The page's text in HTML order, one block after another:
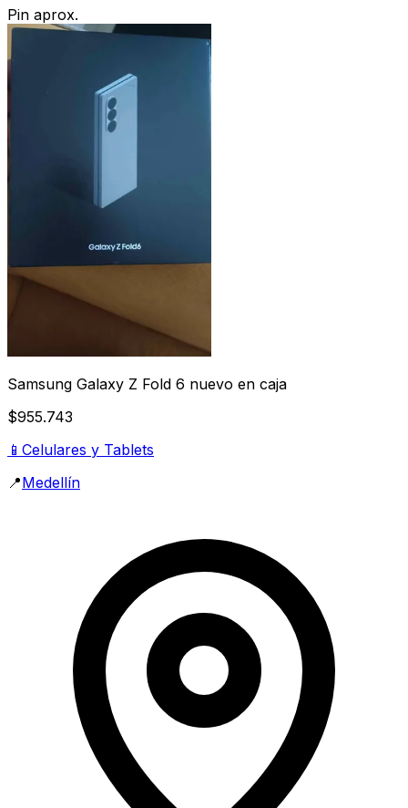
Pin aprox.
Samsung Galaxy Z Fold 6 nuevo en caja
$955.743
📱 Celulares y Tablets
📍Medellín